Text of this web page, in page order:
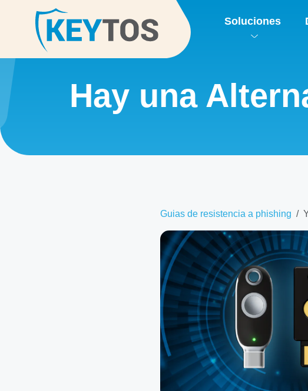
Soluciones
Hay una
Guias de resistencia a phishing